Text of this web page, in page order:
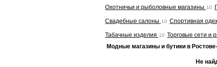
Охотничьи и рыболовные магазины 10
Свадебные салоны 10 Спортивная
Табачные изделия 10 Торговые сети и
Модные магазины и бутики в
Не